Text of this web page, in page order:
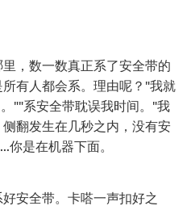
，数一数真正系了安全带的
有人都会系。理由呢？"我就
""系安全带耽误我时间。"我
翻发生在几秒之内，没有安
是在机器下面。
安全带。卡嗒一声扣好之